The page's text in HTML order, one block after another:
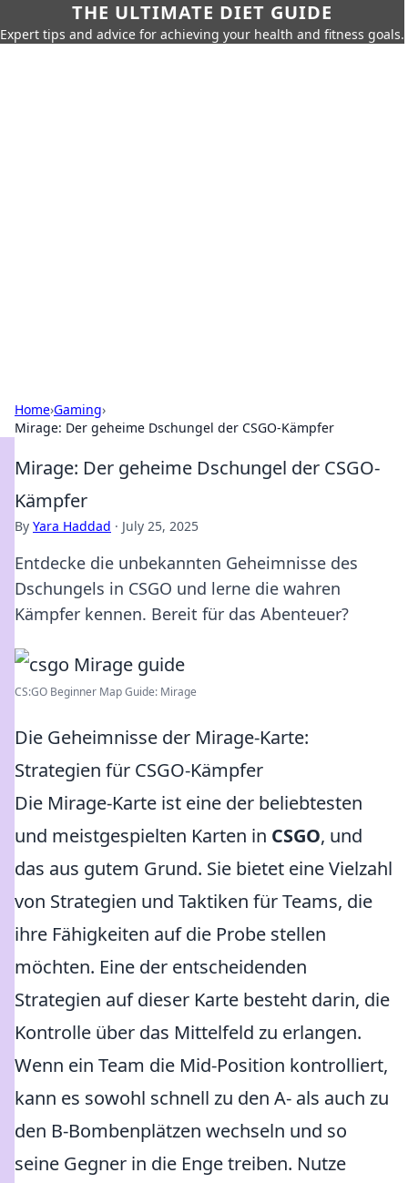
THE ULTIMATE DIET GUIDE
Expert tips and advice for achieving your health and fitness goals.
Home›Gaming›
Mirage: Der geheime Dschungel der CSGO-Kämpfer
Mirage: Der geheime Dschungel der CSGO-
Kämpfer
By Yara Haddad · July 25, 2025
Entdecke die unbekannten Geheimnisse des
Dschungels in CSGO und lerne die wahren
Kämpfer kennen. Bereit für das Abenteuer?
CS:GO Beginner Map Guide: Mirage
Die Geheimnisse der Mirage-Karte:
Strategien für CSGO-Kämpfer
Die Mirage-Karte ist eine der beliebtesten
und meistgespielten Karten in CSGO, und
das aus gutem Grund. Sie bietet eine Vielzahl
von Strategien und Taktiken für Teams, die
ihre Fähigkeiten auf die Probe stellen
möchten. Eine der entscheidenden
Strategien auf dieser Karte besteht darin, die
Kontrolle über das Mittelfeld zu erlangen.
Wenn ein Team die Mid-Position kontrolliert,
kann es sowohl schnell zu den A- als auch zu
den B-Bombenplätzen wechseln und so
seine Gegner in die Enge treiben. Nutze